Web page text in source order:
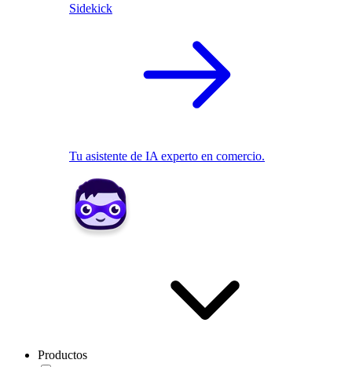
Sidekick
Tu asistente de IA experto en comercio.
Productos